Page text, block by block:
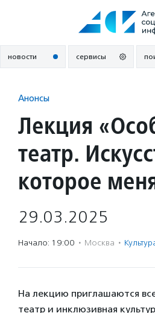
новости сервисы
Анонсы
Лекция
театр.
которое
29.03.2025
Начало: 19:00 · Москва ·
На лекцию приглашаются
театр и инклюзивная